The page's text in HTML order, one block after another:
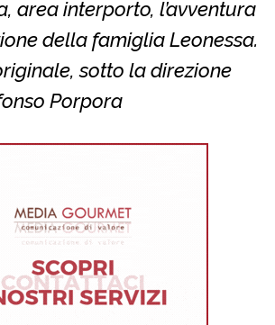
area interporto, l’avventura
della famiglia Leonessa.
sotto la direzione
Porpora